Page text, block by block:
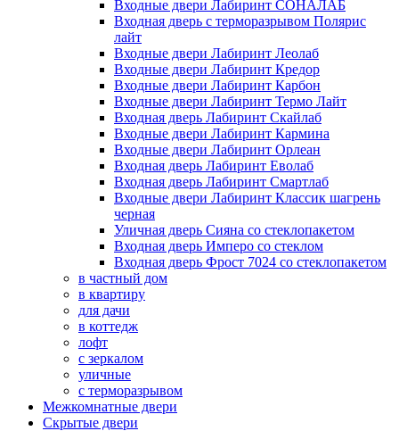
Входные двери Лабиринт СОНАЛАБ
Входная дверь с терморазрывом Полярис
лайт
Входные двери Лабиринт Леолаб
Входные двери Лабиринт Кредор
Входные двери Лабиринт Карбон
Входные двери Лабиринт Термо Лайт
Входная дверь Лабиринт Скайлаб
Входные двери Лабиринт Кармина
Входные двери Лабиринт Орлеан
Входная дверь Лабиринт Еволаб
Входная дверь Лабиринт Смартлаб
Входные двери Лабиринт Классик шагрень
черная
Уличная дверь Сияна со стеклопакетом
Входная дверь Имперо со стеклом
Входная дверь Фрост 7024 со стеклопакетом
в частный дом
в квартиру
для дачи
в коттедж
лофт
с зеркалом
уличные
с терморазрывом
Межкомнатные двери
Скрытые двери